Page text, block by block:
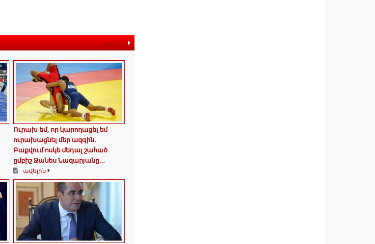
ավելին
Ուրախ եմ, որ կարողացել եմ
ուրախացնել մեր ազգին.
Բաքվում ոսկե մեդալ շահած
ըմբիշ Ջանես Նազարյանը...
ավելին